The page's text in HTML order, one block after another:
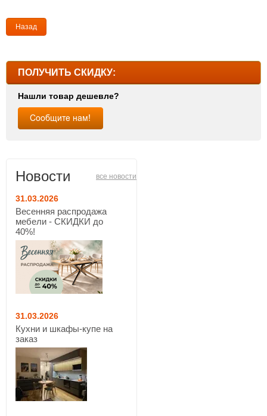
ПОЛУЧИТЬ СКИДКУ:
Нашли товар дешевле?
Новости все новости
31.03.2026
Весенняя распродажа
мебели - СКИДКИ до
40%!
31.03.2026
Кухни и шкафы-купе на
заказ
Назад